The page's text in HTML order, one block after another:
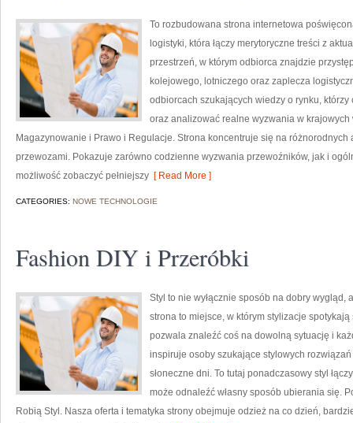
To rozbudowana strona internetowa
logistyki, która łączy merytoryczne treści z
przestrzeń, w którym odbiorca znajdzie
kolejowego, lotniczego oraz zaplecza
odbiorcach szukających wiedzy o rynku,
oraz analizować realne wyzwania w
Magazynowanie i Prawo i Regulacje. Strona koncentruje się na
przewozami. Pokazuje zarówno codzienne wyzwania przewoźników, jak i
możliwość zobaczyć pełniejszy [ Read More ]
CATEGORIES: NOWE TECHNOLOGIE
Fashion DIY i Przeróbki
Styl to nie wyłącznie sposób na dobry
strona to miejsce, w którym stylizacje
pozwala znaleźć coś na dowolną sytuację i
inspiruje osoby szukające stylowych
słoneczne dni. To tutaj ponadczasowy styl
może odnaleźć własny sposób ubierania się.
Robią Styl. Nasza oferta i tematyka strony obejmuje odzież na co dzień,